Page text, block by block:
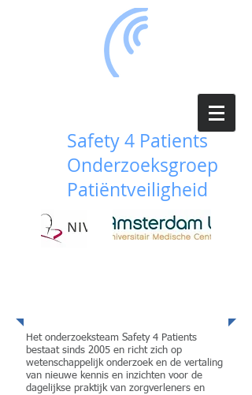
Safety 4 Patients
Onderzoeksgroep
Patiëntveiligheid
Het onderzoeksteam Safety 4 Patients
bestaat sinds 2005 en richt zich op
wetenschappelijk onderzoek en de vertaling
van nieuwe kennis en inzichten voor de
dagelijkse praktijk van zorgverleners en